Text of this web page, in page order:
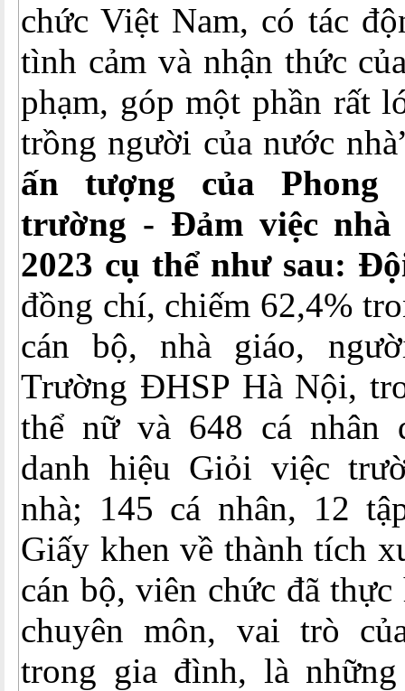
chức Việt Nam, có tác
tình cảm và nhận thức
phạm, góp một phần rất
trồng người của nước
ấn tượng của Phong
trường - Đảm việc nhà
2023 cụ thể như sau:
đồng chí, chiếm 62,4%
cán bộ, nhà giáo,
Trường ĐHSP Hà Nội,
thể nữ và 648 cá nhân
danh hiệu Giỏi việc
nhà; 145 cá nhân, 12
Giấy khen về thành tích
cán bộ, viên chức đã
chuyên môn, vai trò
trong gia đình, là